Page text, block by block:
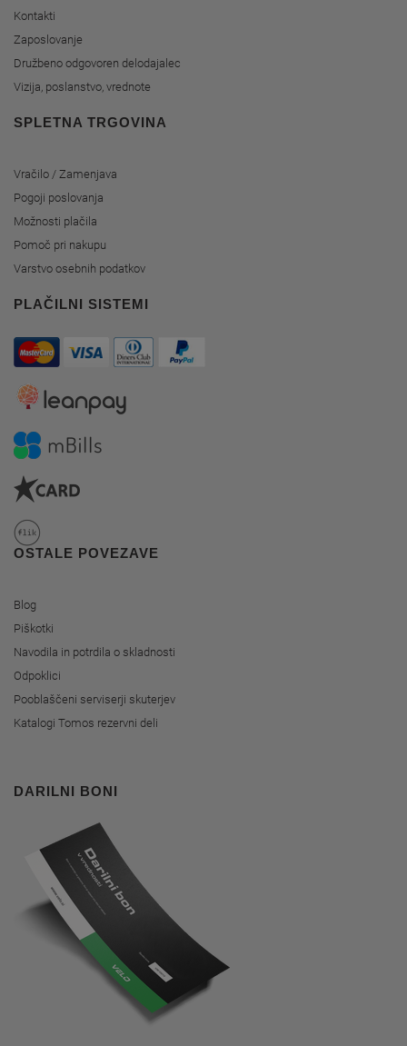
Kontakti
Zaposlovanje
Družbeno odgovoren delodajalec
Vizija, poslanstvo, vrednote
SPLETNA TRGOVINA
Vračilo / Zamenjava
Pogoji poslovanja
Možnosti plačila
Pomoč pri nakupu
Varstvo osebnih podatkov
PLAČILNI SISTEMI
OSTALE POVEZAVE
Blog
Piškotki
Navodila in potrdila o skladnosti
Odpoklici
Pooblaščeni serviserji skuterjev
Katalogi Tomos rezervni deli
DARILNI BONI